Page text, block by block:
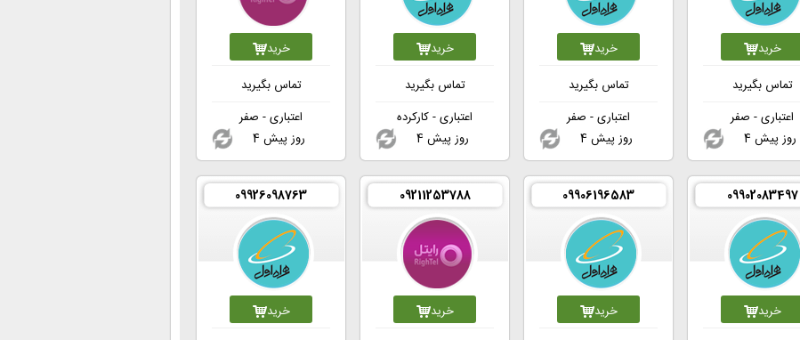
خرید
تماس بگیرید
اعتباری - صفر
4 روز پیش
خرید
تماس بگیرید
اعتباری - صفر
4 روز پیش
خرید
تماس بگیرید
اعتباری - کارکرده
4 روز پیش
خرید
تماس بگیرید
اعتباری - صفر
4 روز پیش
09902083497
خرید
09906196583
خرید
09211253788
خرید
09926098763
خرید